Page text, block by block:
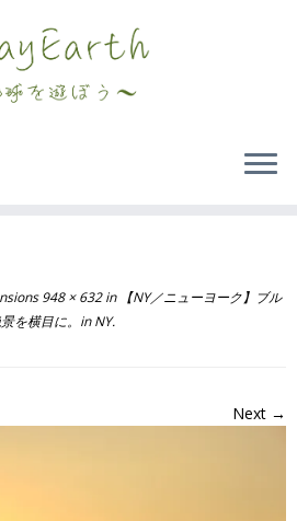
948 × 632in【NY／ニューヨーク】ブル
を横目に。in NY.
Next →